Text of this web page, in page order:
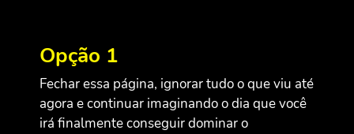
Opção 1
Fechar essa página, ignorar tudo o que viu até
agora e continuar imaginando o dia que você
irá finalmente conseguir dominar o